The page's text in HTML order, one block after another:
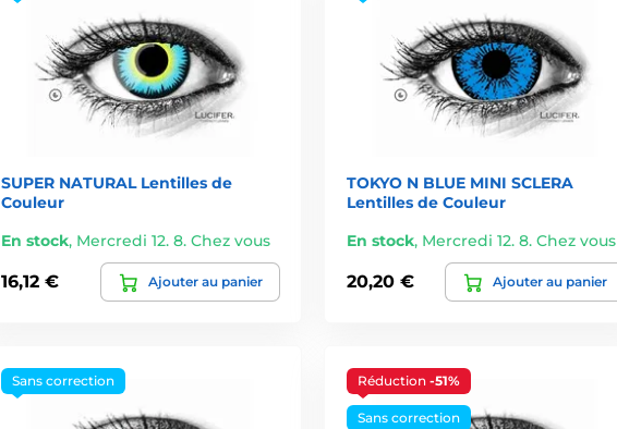
SUPER NATURAL Lentilles de
Couleur
En stock, Mercredi 12. 8. Chez vous
16,12 € Ajouter au panier
TOKYO N BLUE MINI SCLERA
Lentilles de Couleur
En stock, Mercredi 12. 8. Chez vous
20,20 € Ajouter au panier
Sans correction Réduction -51%
Sans correction